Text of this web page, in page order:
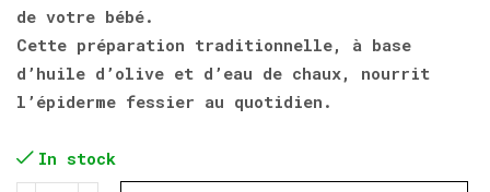
de votre bébé.
Cette préparation traditionnelle, à base
d’huile d’olive et d’eau de chaux, nourrit
l’épiderme fessier au quotidien.
In stock